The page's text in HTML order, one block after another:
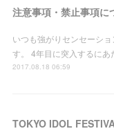
注意事項・禁止事項に
いつも強がりセンセーシ
す。 4年目に突入するにあ
2017.08.18 06:59
TOKYO IDOL